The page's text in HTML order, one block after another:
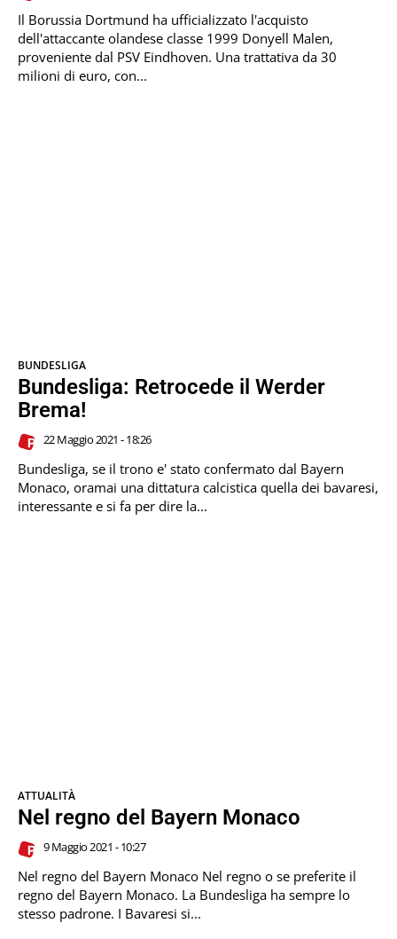
Il Borussia Dortmund ha ufficializzato l'acquisto
dell'attaccante olandese classe 1999 Donyell Malen,
proveniente dal PSV Eindhoven. Una trattativa da 30
milioni di euro, con...
BUNDESLIGA
Bundesliga: Retrocede il Werder
Brema!
22 Maggio 2021 - 18:26
Bundesliga, se il trono e' stato confermato dal Bayern
Monaco, oramai una dittatura calcistica quella dei bavaresi,
interessante e si fa per dire la...
ATTUALITÀ
Nel regno del Bayern Monaco
9 Maggio 2021 - 10:27
Nel regno del Bayern Monaco Nel regno o se preferite il
regno del Bayern Monaco. La Bundesliga ha sempre lo
stesso padrone. I Bavaresi si...